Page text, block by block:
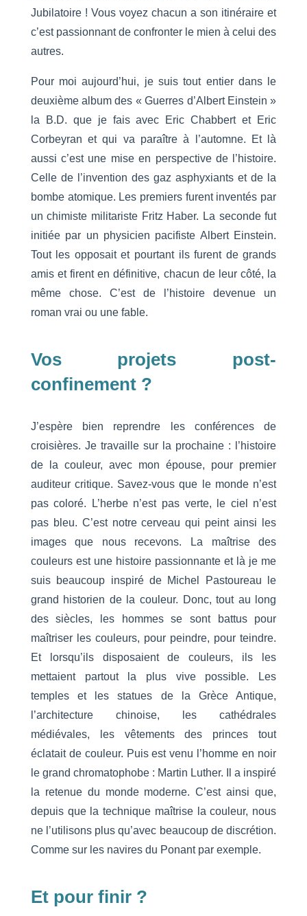
Jubilatoire ! Vous voyez chacun a son itinéraire et
c’est passionnant de confronter le mien à celui des
autres.
Pour moi aujourd’hui, je suis tout entier dans le
deuxième album des « Guerres d’Albert Einstein »
la B.D. que je fais avec Eric Chabbert et Eric
Corbeyran et qui va paraître à l’automne. Et là
aussi c’est une mise en perspective de l’histoire.
Celle de l’invention des gaz asphyxiants et de la
bombe atomique. Les premiers furent inventés par
un chimiste militariste Fritz Haber. La seconde fut
initiée par un physicien pacifiste Albert Einstein.
Tout les opposait et pourtant ils furent de grands
amis et firent en définitive, chacun de leur côté, la
même chose. C’est de l’histoire devenue un
roman vrai ou une fable.
Vos projets post-
confinement ?
J’espère bien reprendre les conférences de
croisières. Je travaille sur la prochaine : l’histoire
de la couleur, avec mon épouse, pour premier
auditeur critique. Savez-vous que le monde n’est
pas coloré. L’herbe n’est pas verte, le ciel n’est
pas bleu. C’est notre cerveau qui peint ainsi les
images que nous recevons. La maîtrise des
couleurs est une histoire passionnante et là je me
suis beaucoup inspiré de Michel Pastoureau le
grand historien de la couleur. Donc, tout au long
des siècles, les hommes se sont battus pour
maîtriser les couleurs, pour peindre, pour teindre.
Et lorsqu’ils disposaient de couleurs, ils les
mettaient partout la plus vive possible. Les
temples et les statues de la Grèce Antique,
l’architecture chinoise, les cathédrales
médiévales, les vêtements des princes tout
éclatait de couleur. Puis est venu l’homme en noir
le grand chromatophobe : Martin Luther. Il a inspiré
la retenue du monde moderne. C’est ainsi que,
depuis que la technique maîtrise la couleur, nous
ne l’utilisons plus qu’avec beaucoup de discrétion.
Comme sur les navires du Ponant par exemple.
Et pour finir ?